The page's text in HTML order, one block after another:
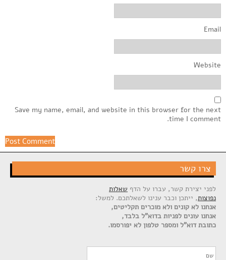
Email
Website
Save my name, email, and website in this browser for the next
time I comment.
צרו קשר
לפני יצירת קשר, עברו על הדף שאלות
נפוצות, ייתכן וכבר ענינו לשאלתכם. למשל:
אנחנו לא קונים ולא מוכרים תקליטים,
אנחנו עונים לפניות בדוא"ל בלבד,
כתובת דוא"ל ומספר טלפון לא יפורסמו.